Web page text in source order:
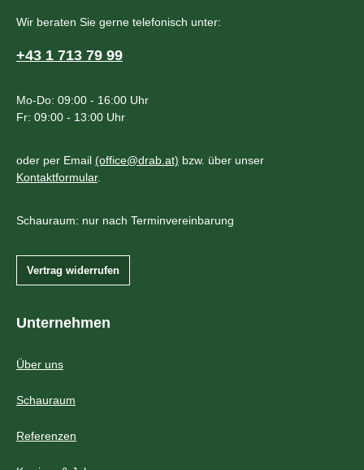
Wir beraten Sie gerne telefonisch unter:
+43 1 713 79 99
Mo-Do: 09:00 - 16:00 Uhr
Fr: 09:00 - 13:00 Uhr
oder per Email (office@drab.at) bzw. über unser
Kontaktformular.
Schauraum: nur nach Terminvereinbarung
Vertrag widerrufen
Unternehmen
Über uns
Schauraum
Referenzen